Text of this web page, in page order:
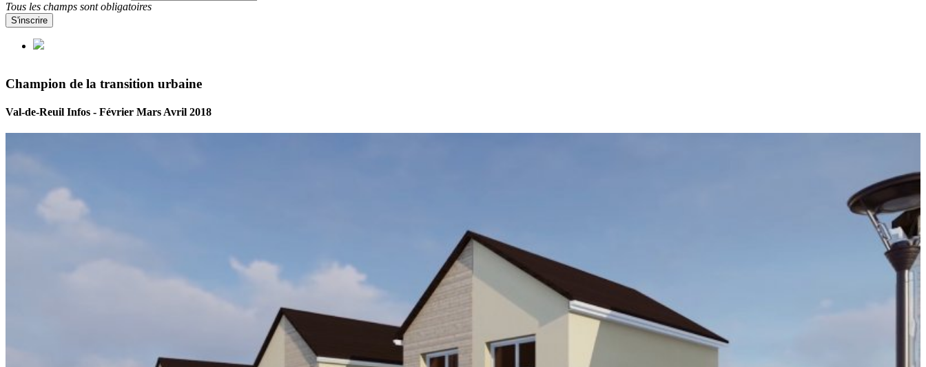
Tous les champs sont obligatoires
S'inscrire
Champion de la transition urbaine
Val-de-Reuil Infos - Février Mars Avril 2018